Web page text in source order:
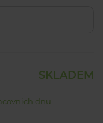
SKLADEM
dnů.